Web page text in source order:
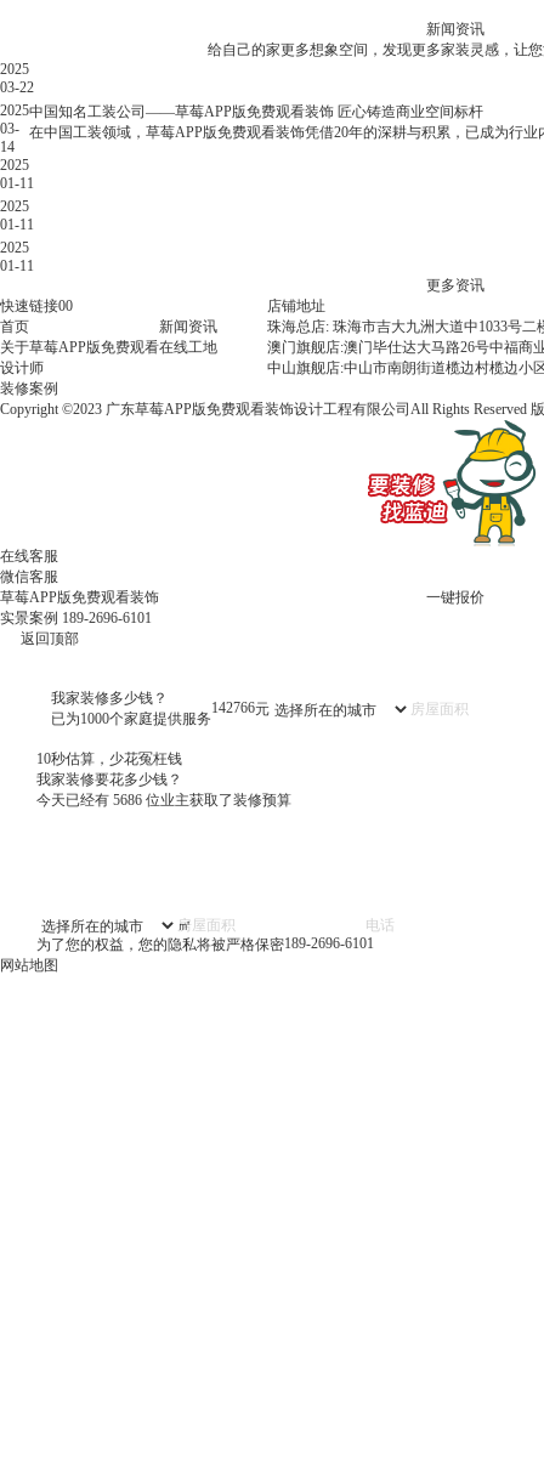
华发观山水|创造180㎡极简原木风别墅
格力广场|130㎡现代简约式温馨生活！
中海十里观澜|136㎡居家空间，将惬意进行到底！
悦湾府|790㎡新中式，打造多功能别墅！
新闻资讯
给自己的家更多想象空间，发现更多家装灵感，
办公室装修必看指南：打工人看了都叫好的装修避坑大招
2025.03.22
办
公
室
装
修
必
看
指
打
工
人
看
了
都
坑
大
招
2025
03-22
2025
03-
14
中国知名工装公司——草莓APP版免费观看装饰 匠心铸造商业空间标杆
在中国工装领域，草莓APP版免费观看装饰凭借20年的深耕与积累，已成为行
2025
01-11
2025
01-11
2025
01-11
更多资讯
快速链接00
首页
关于草莓APP版免费观看
设计师
装修案例
新闻资讯
在线工地
店铺地址
珠海总店: 珠海市吉大九洲大道中1033号二
澳门旗舰店:澳门毕仕达大马路26号中福商
中山旗舰店:中山市南朗街道榄边村榄边小
Copyright ©2023 广东草莓APP版免费观看装饰设计工程有限公司All Rights Reserved
在线客服
微信客服
草莓APP版免费观看装饰
一键报价
实景案例 189-2696-6101
返回顶部
我家装修多少钱？
已为1000个家庭提供服务
142766元
10秒估算，少花冤枉钱
我家装修要花多少钱？
今天已经有 5686 位业主获取了装修预算
㎡
为了您的权益，您的隐私将被严格保密189-2696-6101
网站地图